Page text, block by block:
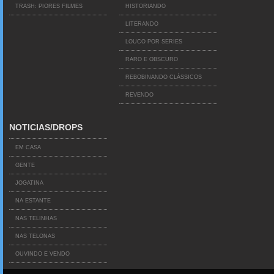
TRASH: PIORES FILMES HISTORIANDO
LITERANDO
LOUCO POR SERIES
RARO E OBSCURO
REBOBINANDO CLÁSSICOS
REVENDO
NOTICIAS/DROPS
EM CASA
GENTE
JOGATINA
NA ESTANTE
NAS TELINHAS
NAS TELONAS
OUVINDO E VENDO